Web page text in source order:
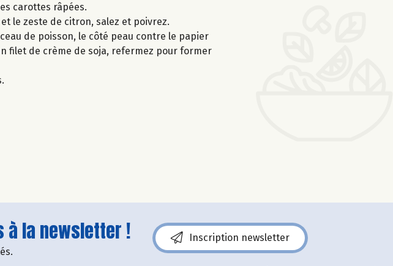
carottes râpées.
le zeste de citron, salez et poivrez.
de poisson, le côté peau contre le papier
filet de crème de soja, refermez pour former
à la newsletter ! Inscription newsletter